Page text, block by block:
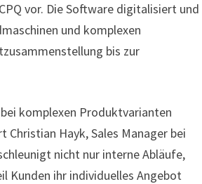
vor. Die Software digitalisiert und
und komplexen
bis zur
komplexen Produktvarianten
Hayk, Sales Manager bei
nicht nur interne Abläufe,
Kunden ihr individuelles Angebot